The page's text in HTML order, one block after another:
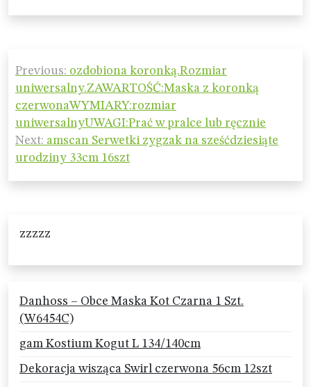
Nawigacja
wpisu
Previous: ozdobiona koronką.Rozmiar
uniwersalny.ZAWARTOŚĆ:Maska z koronką
czerwonaWYMIARY:rozmiar
uniwersalnyUWAGI:Prać w pralce lub ręcznie
Next: amscan Serwetki zygzak na sześćdziesiąte
urodziny 33cm 16szt
zzzzz
Danhoss – Obce Maska Kot Czarna 1 Szt.
(W6454C)
gam Kostium Kogut L 134/140cm
Dekoracja wisząca Swirl czerwona 56cm 12szt